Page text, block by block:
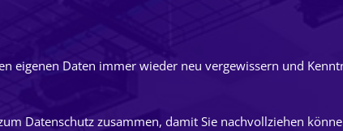
eigenen Daten immer wieder neu vergewissern und
Datenschutz zusammen, damit Sie nachvollziehen